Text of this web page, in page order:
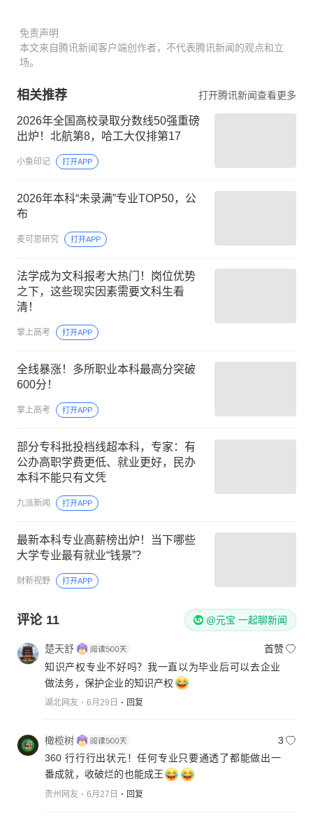
免责声明
本文来自腾讯新闻客户端创作者，不代表腾讯新闻的观点和立
场。
相关推荐 打开腾讯新闻查看更多
2026年全国高校录取分数线50强重磅
出炉！北航第8，哈工大仅排第17
小鱼印记 打开APP
2026年本科“未录满”专业TOP50，公
布
麦可思研究 打开APP
法学成为文科报考大热门！岗位优势
之下，这些现实因素需要文科生看
清！
掌上高考 打开APP
全线暴涨！多所职业本科最高分突破
600分！
掌上高考 打开APP
部分专科批投档线超本科，专家：有
公办高职学费更低、就业更好，民办
本科不能只有文凭
九派新闻 打开APP
最新本科专业高薪榜出炉！当下哪些
大学专业最有就业“钱景”？
财新视野 打开APP
评论 11 @元宝 一起聊新闻
楚天舒
首赞
知识产权专业不好吗？我一直以为毕业后可以去企业
做法务，保护企业的知识产权
湖北网友 6月29日 回复
橄榄树
3
360 行行行出状元！任何专业只要通透了都能做出一
番成就，收破烂的也能成王
贵州网友 6月27日 回复